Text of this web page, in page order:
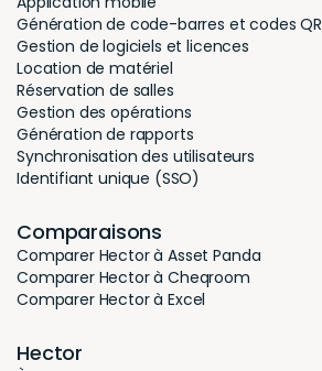
Génération de code-barres et codes QR
Gestion de logiciels et licences
Location de matériel
Réservation de salles
Gestion des opérations
Génération de rapports
Synchronisation des utilisateurs
Identifiant unique (SSO)
Comparaisons
Comparer Hector à Asset Panda
Comparer Hector à Cheqroom
Comparer Hector à Excel
Hector